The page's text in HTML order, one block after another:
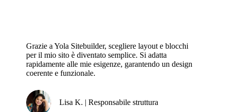
Grazie a Yola Sitebuilder, scegliere layout e blocchi
per il mio sito è diventato semplice. Si adatta
rapidamente alle mie esigenze, garantendo un design
coerente e funzionale.
Lisa K. | Responsabile struttura